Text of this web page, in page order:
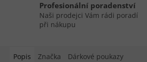
Profesionální poradenství
Naši prodejci Vám rádi poradí
při nákupu
Popis Značka Dárkové poukazy